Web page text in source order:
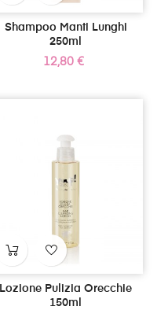
Shampoo Manti Lunghi
250ml
Prezzo
12,80 €
Lozione Pulizia Orecchie
150ml